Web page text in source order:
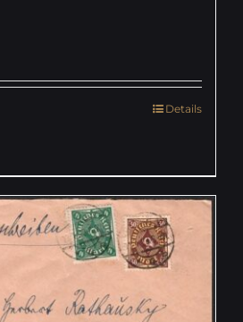
Details